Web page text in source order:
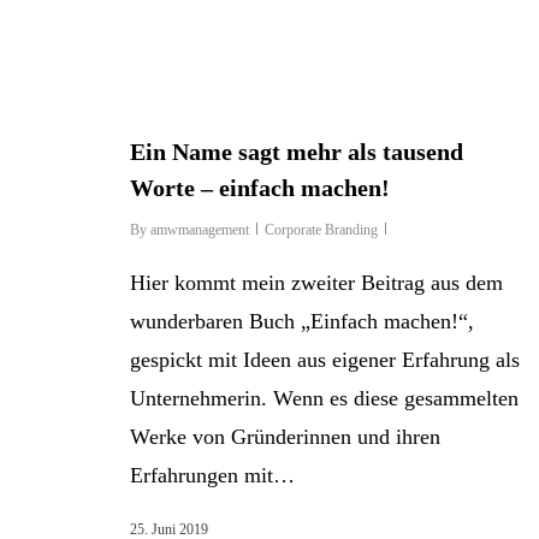
Ein Name sagt mehr als tausend
Worte – einfach machen!
By amwmanagement Corporate Branding
Hier kommt mein zweiter Beitrag aus dem
wunderbaren Buch „Einfach machen!“,
gespickt mit Ideen aus eigener Erfahrung als
Unternehmerin. Wenn es diese gesammelten
Werke von Gründerinnen und ihren
Erfahrungen mit…
25. Juni 2019